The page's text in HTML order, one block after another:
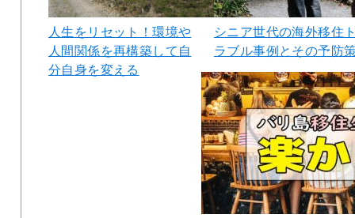
人生をリセット！環境や
人間関係を再構築して自
分自身を変える
シニア世代の海外移住
ラブル事例とその予防